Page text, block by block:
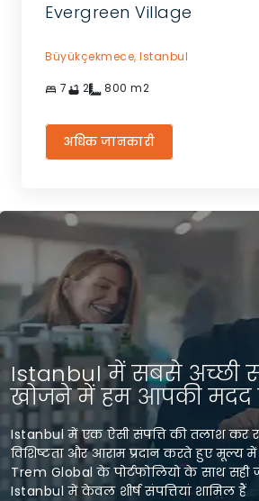
Evergreen Village
Büyükçekmece, Istanbul
7 2 800 m2
अधिक जानकारी
Istanbul में सबसे अच्छी
खोजने में हम आपकी
Istanbul में एक ऐसी संपत्ति की तलाश कर
विशिष्टता और आराम प्रदान करते हुए मूल्य
Trem Global के पोर्टफोलियो के साथ सही
Istanbul में केवल शीर्ष संपत्तियां शामिल हैं